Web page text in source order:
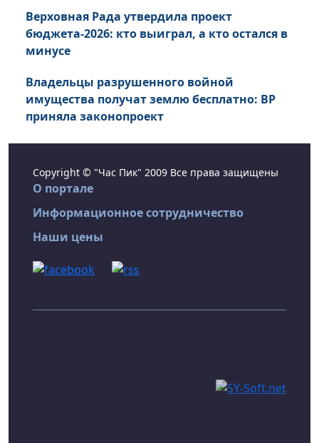
Верховная Рада утвердила проект
бюджета-2026: кто выиграл, а кто остался в
минусе
Владельцы разрушенного войной
имущества получат землю бесплатно: ВР
приняла законопроект
Copyright © "Час Пик" 2009 Все права защищены
О портале
Информационное сотрудничество
Наши цены